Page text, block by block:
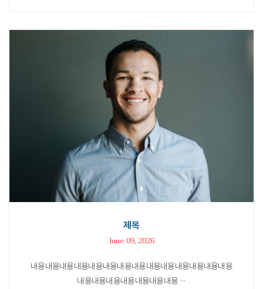
제목
June 09, 2026
내용내용내용내용내용내용내용내용내용내용내용내용내용내용
내용내용내용내용내용내용내용 ···